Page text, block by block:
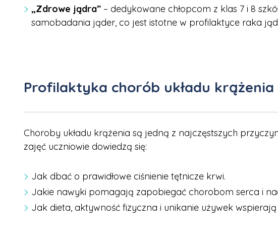
„Zdrowe jądra” – dedykowane chłopcom z klas 7 i 8
samobadania jąder, co jest istotne w profilaktyce raka
Profilaktyka chorób układu krążenia
Choroby układu krążenia są jedną z najczęstszych
zajęć uczniowie dowiedzą się:
Jak dbać o prawidłowe ciśnienie tętnicze krwi.
Jakie nawyki pomagają zapobiegać chorobom serca i
Jak dieta, aktywność fizyczna i unikanie używek wspierają